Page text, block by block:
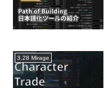
3.28 Mirage